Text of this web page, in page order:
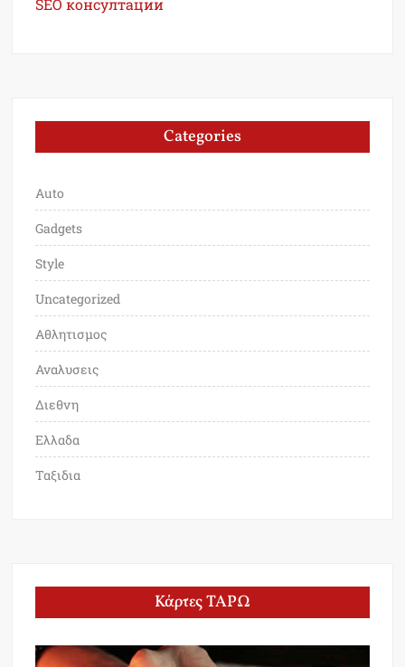
Categories
Auto
Gadgets
Style
Uncategorized
Αθλητισμος
Αναλυσεις
Διεθνη
Ελλαδα
Ταξιδια
Κάρτες ΤΑΡΩ